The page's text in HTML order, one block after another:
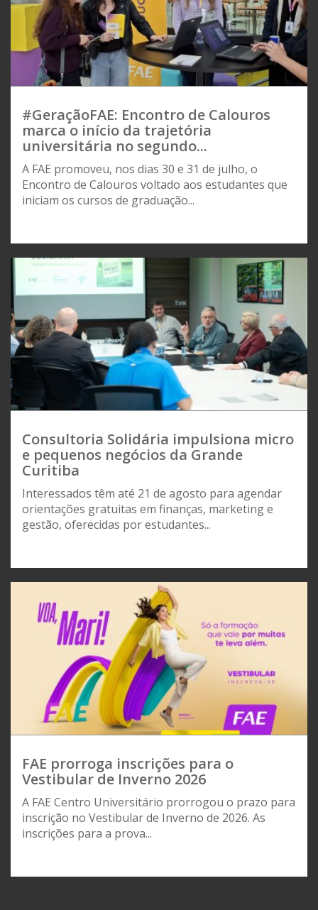
#GeraçãoFAE: Encontro de Calouros
marca o início da trajetória
universitária no segundo...
A FAE promoveu, nos dias 30 e 31 de julho, o
Encontro de Calouros voltado aos estudantes que
iniciam os cursos de graduação...
Consultoria Solidária impulsiona micro
e pequenos negócios da Grande
Curitiba
Interessados têm até 21 de agosto para agendar
orientações gratuitas em finanças, marketing e
gestão, oferecidas por estudantes...
FAE prorroga inscrições para o
Vestibular de Inverno 2026
A FAE Centro Universitário prorrogou o prazo para
inscrição no Vestibular de Inverno de 2026. As
inscrições para a prova...